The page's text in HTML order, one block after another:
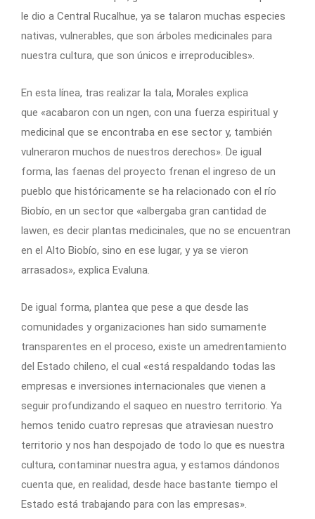
le dio a Central Rucalhue, ya se talaron muchas especies
nativas, vulnerables, que son árboles medicinales para
nuestra cultura, que son únicos e irreproducibles».
En esta línea, tras realizar la tala, Morales explica
que «acabaron con un ngen, con una fuerza espiritual y
medicinal que se encontraba en ese sector y, también
vulneraron muchos de nuestros derechos». De igual
forma, las faenas del proyecto frenan el ingreso de un
pueblo que históricamente se ha relacionado con el río
Biobío, en un sector que «albergaba gran cantidad de
lawen, es decir plantas medicinales, que no se encuentran
en el Alto Biobío, sino en ese lugar, y ya se vieron
arrasados», explica Evaluna.
De igual forma, plantea que pese a que desde las
comunidades y organizaciones han sido sumamente
transparentes en el proceso, existe un amedrentamiento
del Estado chileno, el cual «está respaldando todas las
empresas e inversiones internacionales que vienen a
seguir profundizando el saqueo en nuestro territorio. Ya
hemos tenido cuatro represas que atraviesan nuestro
territorio y nos han despojado de todo lo que es nuestra
cultura, contaminar nuestra agua, y estamos dándonos
cuenta que, en realidad, desde hace bastante tiempo el
Estado está trabajando para con las empresas».